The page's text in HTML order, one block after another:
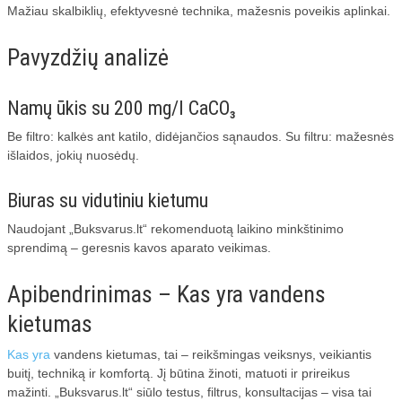
Mažiau skalbiklių, efektyvesnė technika, mažesnis poveikis aplinkai.
Pavyzdžių analizė
Namų ūkis su 200 mg/l CaCO₃
Be filtro: kalkės ant katilo, didėjančios sąnaudos. Su filtru: mažesnės
išlaidos, jokių nuosėdų.
Biuras su vidutiniu kietumu
Naudojant „Buksvarus.lt“ rekomenduotą laikino minkštinimo
sprendimą – geresnis kavos aparato veikimas.
Apibendrinimas – Kas yra vandens
kietumas
Kas yra vandens kietumas, tai – reikšmingas veiksnys, veikiantis
buitį, techniką ir komfortą. Jį būtina žinoti, matuoti ir prireikus
mažinti. „Buksvarus.lt“ siūlo testus, filtrus, konsultacijas – visa tai